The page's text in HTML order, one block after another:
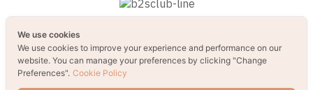
We use cookies
We use cookies to improve your experience and performance on our
website. You can manage your preferences by clicking "Change
Preferences". Cookie Policy